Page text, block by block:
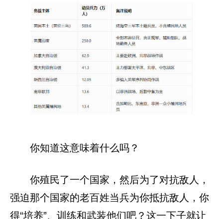
你知道这意味着什么吗？
你殖民了一个国家，然后为了对抗敌人，
强迫那个国家的老百姓当兵为你抵抗敌人，你
得“培养”、训练和武装他们吧？这一下子就让